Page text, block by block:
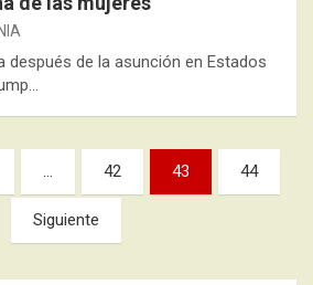
después de la asunción en Estados
… 42 43 44
Siguiente